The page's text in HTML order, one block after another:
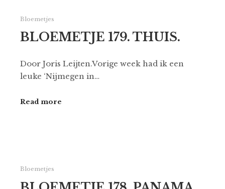
Bloemetjes
BLOEMETJE 179. THUIS.
Door Joris Leijten.Vorige week had ik een
leuke ‘Nijmegen in…
Read more
Bloemetjes